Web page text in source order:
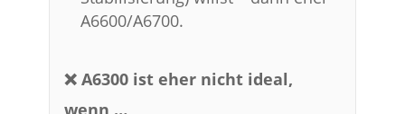
A6600/A6700.
❌ A6300 ist eher nicht ideal,
wenn …